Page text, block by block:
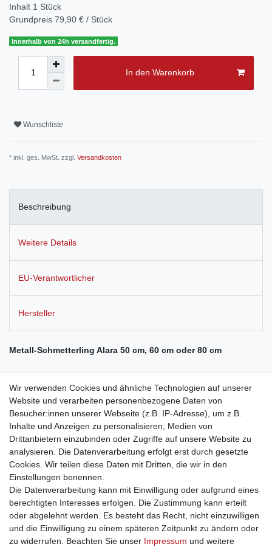
Inhalt 1 Stück
Grundpreis 79,90 € / Stück
Innerhalb von 24h versandfertig.
In den Warenkorb
Wunschliste
* inkl. ges. MwSt. zzgl. Versandkosten
Beschreibung
Weitere Details
EU-Verantwortlicher
Hersteller
Metall-Schmetterling Alara 50 cm, 60 cm oder 80 cm
Traditionelle Handwerkskunst macht diesen Schmetterling aus
Metall einzigartig: Die Form ist sehr fein ausgeführt, die
vielfältigen Stanzungen machen das Motiv sehr
filigran. Außergewöhnliches Detail: Die sanft und dennoch
schwungvoll gebogenen Fühler, die sich am Ende einringeln und
sehr dekorativ wirken.
Impressum Daten­schutz­erklärung AGB
Wir verwenden Cookies und ähnliche Technologien auf unserer
Website und verarbeiten personenbezogene Daten von
Besucher:innen unserer Webseite (z.B. IP-Adresse), um z.B.
Inhalte und Anzeigen zu personalisieren, Medien von
Drittanbietern einzubinden oder Zugriffe auf unsere Website zu
analysieren. Die Datenverarbeitung erfolgt erst durch gesetzte
Cookies. Wir teilen diese Daten mit Dritten, die wir in den
Einstellungen benennen.
Die Datenverarbeitung kann mit Einwilligung oder aufgrund eines
berechtigten Interesses erfolgen. Die Zustimmung kann erteilt
oder abgelehnt werden. Es besteht das Recht, nicht einzuwilligen
und die Einwilligung zu einem späteren Zeitpunkt zu ändern oder
zu widerrufen. Beachten Sie unser Impressum und weitere